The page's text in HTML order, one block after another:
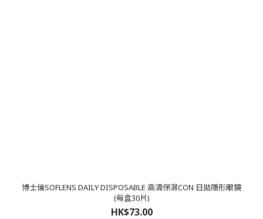
博士倫SOFLENS DAILY DISPOSABLE 高清保濕CON 日拋隱形眼鏡
(每盒30片)
HK$73.00